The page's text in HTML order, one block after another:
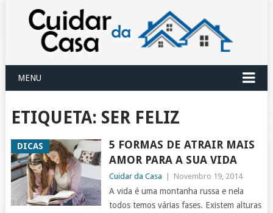
MENU
ETIQUETA: SER FELIZ
DICAS
5 FORMAS DE ATRAIR MAIS
AMOR PARA A SUA VIDA
Cuidar da Casa Novembro 19, 2014
A vida é uma montanha russa e nela
todos temos várias fases. Existem alturas